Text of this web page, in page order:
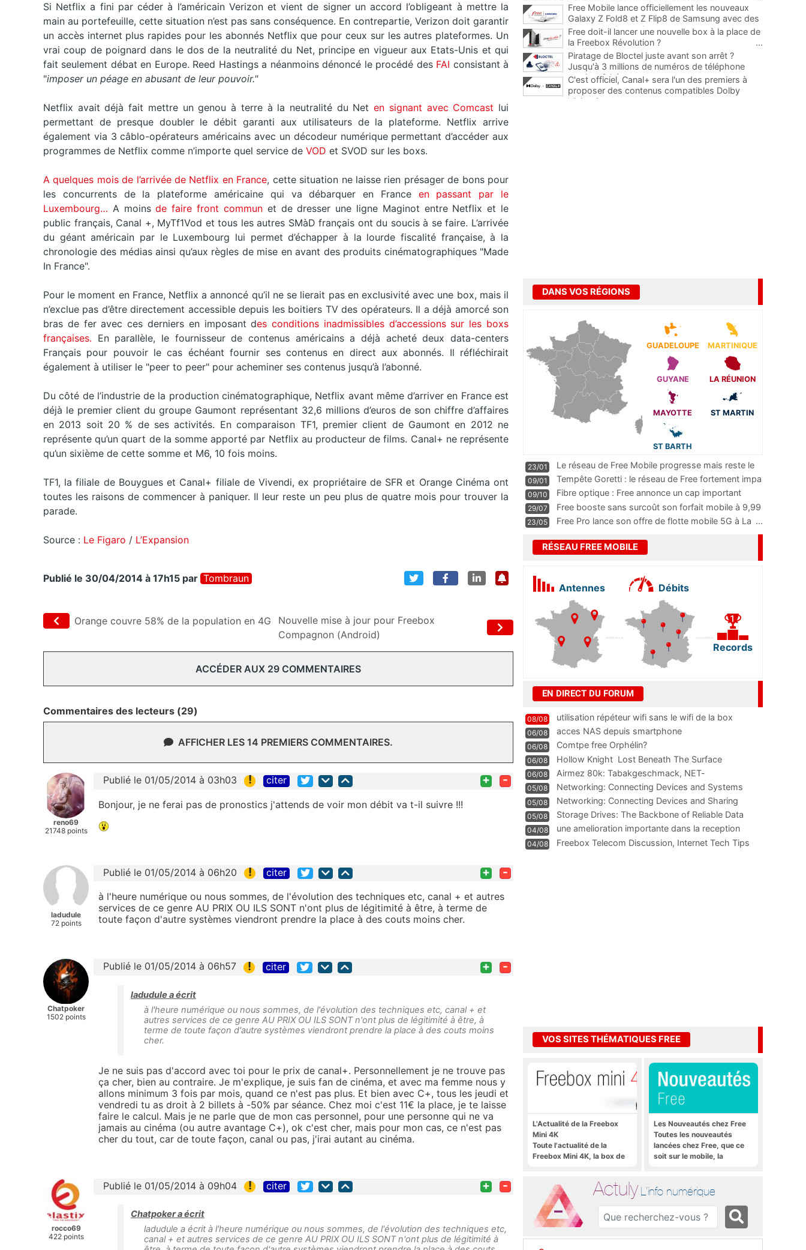
Si Netflix a fini par céder à l’américain Verizon et vient de signer un accord l’obligeant à mettre la
main au portefeuille, cette situation n’est pas sans conséquence. En contrepartie, Verizon doit garantir
un accès internet plus rapides pour les abonnés Netflix que pour ceux sur les autres plateformes. Un
vrai coup de poignard dans le dos de la neutralité du Net, principe en vigueur aux Etats-Unis et qui
fait seulement débat en Europe. Reed Hastings a néanmoins dénoncé le procédé desFAI consistant à
"imposer un péage en abusant de leur pouvoir."
Netflix avait déjà fait mettre un genou à terre à la neutralité du Neten signant avec Comcast lui
permettant de presque doubler le débit garanti aux utilisateurs de la plateforme. Netflix arrive
également via 3 câblo-opérateurs américains avec un décodeur numérique permettant d’accéder aux
programmes de Netflix comme n’importe quel service de VOD et SVOD sur les boxs.
A quelques mois de l’arrivée de Netflix en France, cette situation ne laisse rien présager de bons pour
les concurrents de la plateforme américaine qui va débarquer en France en passant par le
Luxembourg… A moinsde faire front communet de dresser une ligne Maginot entre Netflix et le
public français, Canal +, MyTf1Vod et tous les autres SMàD français ont du soucis à se faire. L’arrivée
du géant américain par le Luxembourg lui permet d’échapper à la lourde fiscalité française, à la
chronologie des médias ainsi qu’aux règles de mise en avant des produits cinématographiques "Made
In France".
Pour le moment en France, Netflix a annoncé qu’il ne se lierait pas en exclusivité avec une box, mais il
n’exclue pas d’être directement accessible depuis les boitiers TV des opérateurs. Il a déjà amorcé son
bras de fer avec ces derniers en imposant des conditions inadmissibles d’accessions sur les boxs
françaises. En parallèle, le fournisseur de contenus américains a déjà acheté deux data-centers
Français pour pouvoir le cas échéant fournir ses contenus en direct aux abonnés. Il réfléchirait
également à utiliser le "peer to peer" pour acheminer ses contenus jusqu’à l’abonné.
Du côté de l’industrie de la production cinématographique, Netflix avant même d’arriver en France est
déjà le premier client du groupe Gaumont représentant 32,6 millions d’euros de son chiffre d’affaires
en 2013 soit 20 % de ses activités. En comparaison TF1, premier client de Gaumont en 2012 ne
représente qu’un quart de la somme apporté par Netflix au producteur de films. Canal+ ne représente
qu’un sixième de cette somme et M6, 10 fois moins.
TF1, la filiale de Bouygues et Canal+ filiale de Vivendi, ex propriétaire de SFR et Orange Cinéma ont
toutes les raisons de commencer à paniquer. Il leur reste un peu plus de quatre mois pour trouver la
parade.
Source : Le Figaro / L’Expansion
Publié le 30/04/2014 à 17h15 par Tombraun
Orange couvre 58% de la population en 4G
Nouvelle mise à jour pour Freebox
Compagnon (Android)
ACCÉDER AUX 29 COMMENTAIRES
Commentaires des lecteurs (29)
AFFICHER LES 14 PREMIERS COMMENTAIRES.
reno69
21748 points
Publié le 01/05/2014 à 03h03 ! citer + -
Bonjour, je ne ferai pas de pronostics j'attends de voir mon débit va t-il suivre !!!
ladudule
72 points
Publié le 01/05/2014 à 06h20 ! citer + -
à l'heure numérique ou nous sommes, de l'évolution des techniques etc, canal + et autres
services de ce genre AU PRIX OU ILS SONT n'ont plus de légitimité à être, à terme de
toute façon d'autre systèmes viendront prendre la place à des couts moins cher.
Chatpoker
1502 points
Publié le 01/05/2014 à 06h57 ! citer + -
ladudule a écrit
à l'heure numérique ou nous sommes, de l'évolution des techniques etc, canal + et
autres services de ce genre AU PRIX OU ILS SONT n'ont plus de légitimité à être, à
terme de toute façon d'autre systèmes viendront prendre la place à des couts moins
cher.
Je ne suis pas d'accord avec toi pour le prix de canal+. Personnellement je ne trouve pas
ça cher, bien au contraire. Je m'explique, je suis fan de cinéma, et avec ma femme nous y
allons minimum 3 fois par mois, quand ce n'est pas plus. Et bien avec C+, tous les jeudi et
vendredi tu as droit à 2 billets à -50% par séance. Chez moi c'est 11€ la place, je te laisse
faire le calcul. Mais je ne parle que de mon cas personnel, pour une personne qui ne va
jamais au cinéma (ou autre avantage C+), ok c'est cher, mais pour mon cas, ce n'est pas
cher du tout, car de toute façon, canal ou pas, j'irai autant au cinéma.
rocco69
422 points
Publié le 01/05/2014 à 09h04 ! citer + -
Chatpoker a écrit
ladudule a écrit à l'heure numérique ou nous sommes, de l'évolution des techniques etc,
canal + et autres services de ce genre AU PRIX OU ILS SONT n'ont plus de légitimité à
Free Mobile lance officiellement les nouveaux
Galaxy Z Fold8 et Z Flip8 de Samsung avec des
promos et des cadeaux
...
Free doit-il lancer une nouvelle box à la place de
la Freebox Révolution ?
...
Piratage de Bloctel juste avant son arrêt ?
Jusqu'à 3 millions de numéros de téléphone
auraient fuité
C'est officiel, Canal+ sera l'un des premiers à
proposer des contenus compatibles Dolby
Vision 2
DANS VOS RÉGIONS
GUADELOUPE MARTINIQUE
GUYANE LA RÉUNION
MAYOTTE ST MARTIN
ST BARTH
23/01
Le réseau de Free Mobile progresse mais reste le
m
...
09/01
Tempête Goretti : le réseau de Free fortement impa
09/10
Fibre optique : Free annonce un cap important
pass
...
29/07
Free booste sans surcoût son forfait mobile à 9,99
23/05 Free Pro lance son offre de flotte mobile 5G à La ...
RÉSEAU FREE MOBILE
Antennes Débits
Records
EN DIRECT DU FORUM
08/08 utilisation répéteur wifi sans le wifi de la box
06/08 acces NAS depuis smartphone
06/08 Comtpe free Orphélin?
06/08 Hollow Knight  Lost Beneath The Surface
06/08
Airmez 80k: Tabakgeschmack, NET-
Technologie und Leistung im
05/08 Networking: Connecting Devices and Systems
05/08
Networking: Connecting Devices and Sharing
Information
05/08
Storage Drives: The Backbone of Reliable Data
Management
04/08
une amelioration importante dans la reception
WIFI
04/08
Freebox Telecom Discussion, Internet Tech Tips
VOS SITES THÉMATIQUES FREE
L'Actualité de la Freebox
Mini 4K
Toute l'actualité de la
Freebox Mini 4K, la box de
Les Nouveautés chez Free
Toutes les nouveautés
lancées chez Free, que ce
soit sur le mobile, la
Actuly L'info numérique